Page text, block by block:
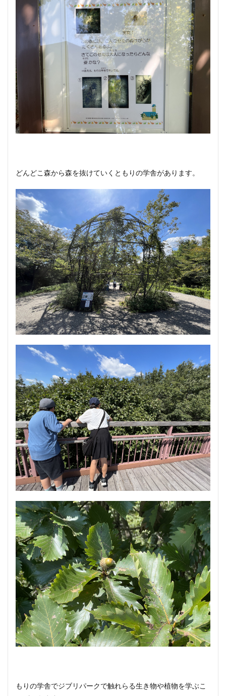
どんどこ森から森を抜けていくともりの学舎があります。
もりの学舎でジブリパークで触れらる生き物や植物を学ぶこ